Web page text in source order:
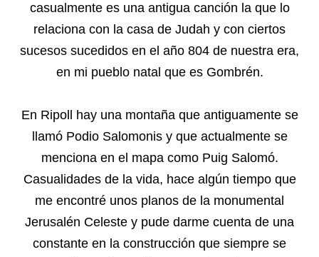
casualmente es una antigua canción la que lo
relaciona con la casa de Judah y con ciertos
sucesos sucedidos en el año 804 de nuestra era,
en mi pueblo natal que es Gombrén.
En Ripoll hay una montaña que antiguamente se
llamó Podio Salomonis y que actualmente se
menciona en el mapa como Puig Salomó.
Casualidades de la vida, hace algún tiempo que
me encontré unos planos de la monumental
Jerusalén Celeste y pude darme cuenta de una
constante en la construcción que siempre se